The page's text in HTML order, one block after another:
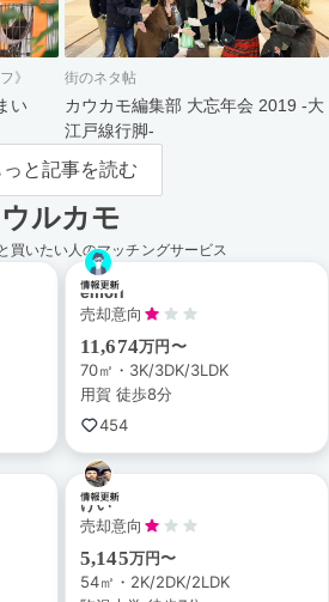
》
い
街のネタ帖
カウカモ編集部 大忘年会 2019 -大
江戸線行脚-
っと記事を読む
ウルカモ
買いたい人のマッチングサービス
emori
売却意向
11,674万円〜
70㎡・3K/3DK/3LDK
用賀 徒歩8分
454
けい
売却意向
5,145万円〜
54㎡・2K/2DK/2LDK